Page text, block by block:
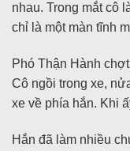
nhau. Trong mắt cô
chỉ là một màn tĩnh
Phó Thận Hành
Cô ngồi trong xe,
xe về phía hắn. Khi
Hắn đã làm nhiều